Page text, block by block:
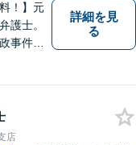
！】元
護士。
事件、
詳細を見
る
店